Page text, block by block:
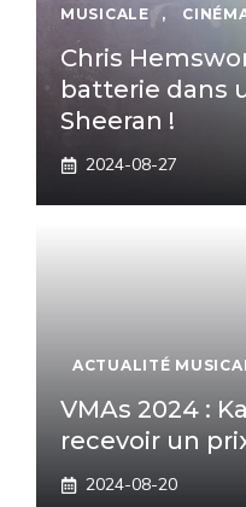
MUSICALE
,
Chris
batterie dans
Sheeran !
2024-08-27
ACTUALITÉ
VMAs 2024 :
recevoir un
2024-08-20